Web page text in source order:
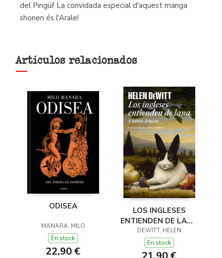
del Pingüí! La convidada especial d'aquest manga
shonen és l'Arale!
Artículos relacionados
ODISEA
MANARA, MILO
En stock
22,90 €
LOS INGLESES
ENTIENDEN DE LANA
(Y OTROS TRUCOS)
DEWITT, HELEN
En stock